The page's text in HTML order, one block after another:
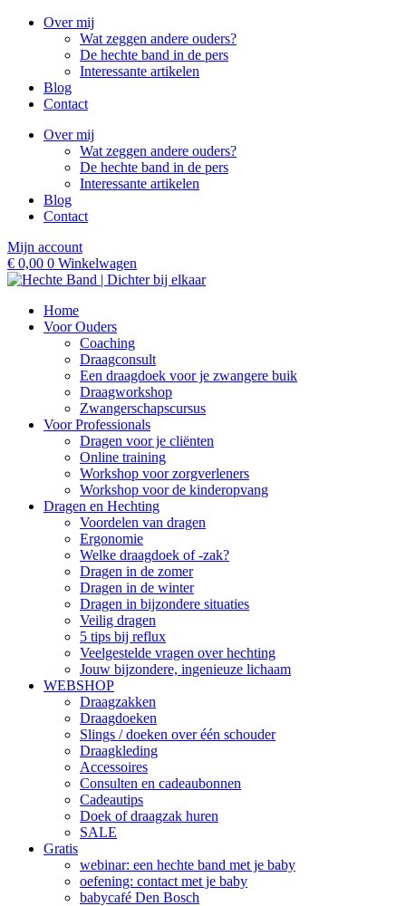
Over mij
Wat zeggen andere ouders?
De hechte band in de pers
Interessante artikelen
Blog
Contact
Over mij
Wat zeggen andere ouders?
De hechte band in de pers
Interessante artikelen
Blog
Contact
Mijn account
€ 0,00 0 Winkelwagen
Home
Voor Ouders
Coaching
Draagconsult
Een draagdoek voor je zwangere buik
Draagworkshop
Zwangerschapscursus
Voor Professionals
Dragen voor je cliënten
Online training
Workshop voor zorgverleners
Workshop voor de kinderopvang
Dragen en Hechting
Voordelen van dragen
Ergonomie
Welke draagdoek of -zak?
Dragen in de zomer
Dragen in de winter
Dragen in bijzondere situaties
Veilig dragen
5 tips bij reflux
Veelgestelde vragen over hechting
Jouw bijzondere, ingenieuze lichaam
WEBSHOP
Draagzakken
Draagdoeken
Slings / doeken over één schouder
Draagkleding
Accessoires
Consulten en cadeaubonnen
Cadeautips
Doek of draagzak huren
SALE
Gratis
webinar: een hechte band met je baby
oefening: contact met je baby
babycafé Den Bosch